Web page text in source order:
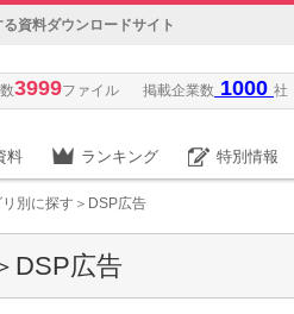
資料ダウンロードサイト
3999ファイル 掲載企業数 1000 社
料 ランキング 特別情報
別に探す＞DSP広告
DSP広告